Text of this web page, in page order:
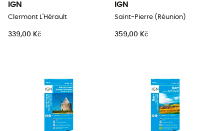
IGN
Clermont L'Hérault
339,00 Kč
IGN
Saint-Pierre (Réunion)
359,00 Kč